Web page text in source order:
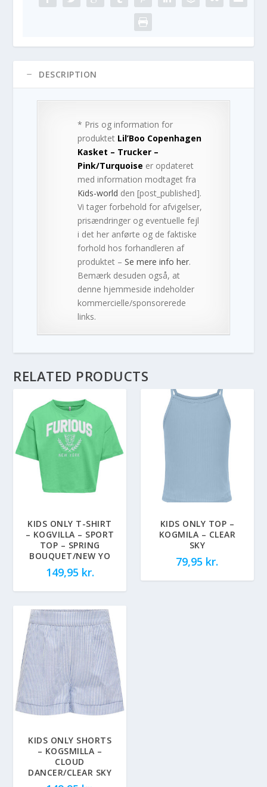
DESCRIPTION
* Pris og information for
produktet Lil’Boo Copenhagen
Kasket – Trucker –
Pink/Turquoise er opdateret
med information modtaget fra
Kids-world den [post_published].
Vi tager forbehold for afvigelser,
prisændringer og eventuelle fejl
i det her anførte og de faktiske
forhold hos forhandleren af
produktet –Se mere info her.
Bemærk desuden også, at
denne hjemmeside indeholder
kommercielle/sponsorerede
links.
RELATED PRODUCTS
KIDS ONLY T-SHIRT
– KOGVILLA – SPORT
TOP – SPRING
BOUQUET/NEW YO
149,95 kr.
KIDS ONLY TOP –
KOGMILA – CLEAR
SKY
79,95 kr.
KIDS ONLY SHORTS
– KOGSMILLA –
CLOUD
DANCER/CLEAR SKY